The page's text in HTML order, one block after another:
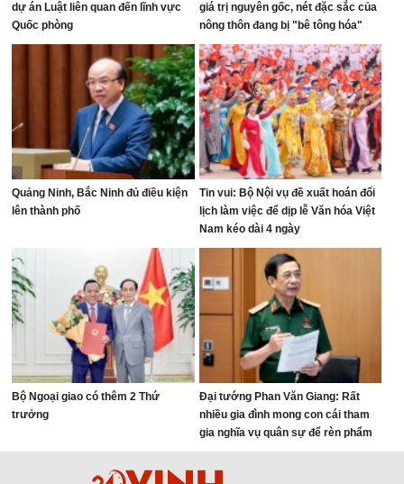
dự án Luật liên quan đến lĩnh vực
Quốc phòng
giá trị nguyên gốc, nét đặc sắc của
nông thôn đang bị "bê tông hóa"
Quảng Ninh, Bắc Ninh đủ điều kiện
lên thành phố
Tin vui: Bộ Nội vụ đề xuất hoán đổi
lịch làm việc để dịp lễ Văn hóa Việt
Nam kéo dài 4 ngày
Bộ Ngoại giao có thêm 2 Thứ
trưởng
Đại tướng Phan Văn Giang: Rất
nhiều gia đình mong con cái tham
gia nghĩa vụ quân sự để rèn phẩm
chất